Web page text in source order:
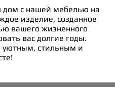
дом с нашей мебелью на
изделие, созданное
вашего жизненного
вас долгие годы.
уютным, стильным и